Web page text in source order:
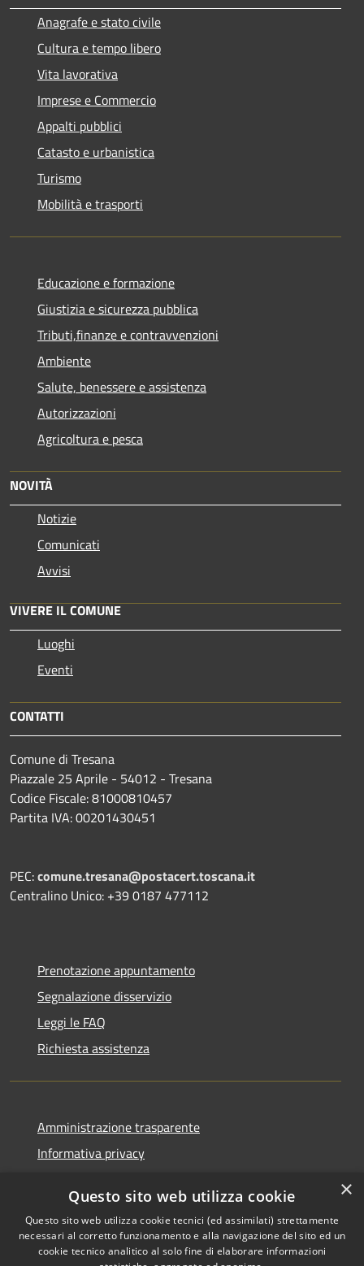
Anagrafe e stato civile
Cultura e tempo libero
Vita lavorativa
Imprese e Commercio
Appalti pubblici
Catasto e urbanistica
Turismo
Mobilità e trasporti
Educazione e formazione
Giustizia e sicurezza pubblica
Tributi,finanze e contravvenzioni
Ambiente
Salute, benessere e assistenza
Autorizzazioni
Agricoltura e pesca
NOVITÀ
Notizie
Comunicati
Avvisi
VIVERE IL COMUNE
Luoghi
Eventi
CONTATTI
Comune di Tresana
Piazzale 25 Aprile - 54012 - Tresana
Codice Fiscale: 81000810457
Partita IVA: 00201430451
PEC:comune.tresana@postacert.toscana.it
Centralino Unico: +39 0187 477112
Prenotazione appuntamento
Segnalazione disservizio
Leggi le FAQ
Richiesta assistenza
Amministrazione trasparente
Informativa privacy
Dichiarazione di accessibilità
×
Questo sito web utilizza cookie
Questo sito web utilizza cookie tecnici (ed assimilati) strettamente
necessari al corretto funzionamento e alla navigazione del sito ed un
cookie tecnico analitico al solo fine di elaborare informazioni